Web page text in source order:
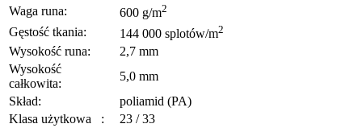
Waga runa: 600 g/m2
Gęstość tkania: 144 000 splotów/m2
Wysokość runa:
2,7 mm
Wysokość
całkowita:
5,0 mm
Skład:
poliamid (PA)
Klasa użytkowa :
23 / 33